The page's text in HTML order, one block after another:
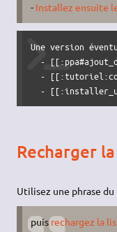
- Installez ensuite
Une version
-
-
-
Recharger
Utilisez une phrase du
puisrechargez la